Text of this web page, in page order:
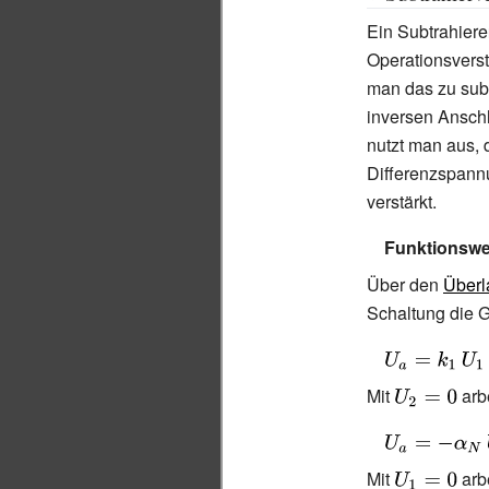
{\frac {\Delta
A}
{2}})\right)}}}
Ein
man das zu
inversen
nutzt man aus,
verstärkt.
Über den
Schaltung die
{\displaystyle
Mit
{\displaystyle
U_{a}=-
Mit